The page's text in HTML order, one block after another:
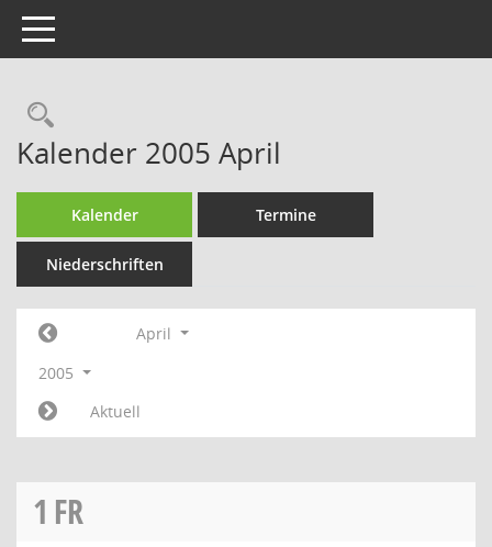
Toggle navigation
Rechercheauswahl
Kalender 2005 April
Kalender Termine
Niederschriften
April
2005
Aktuell
1 FR